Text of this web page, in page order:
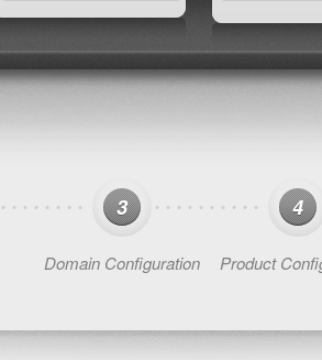
3
Domain Configuration
4
Product